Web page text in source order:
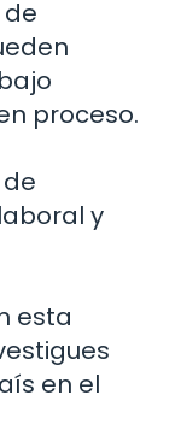
proceso.
y
esta
en el